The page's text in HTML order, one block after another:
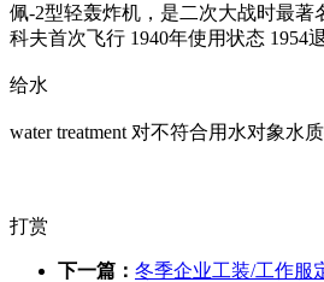
佩-2型轻轰炸机，是二次大战时最
科夫首次飞行 1940年使用状态 1954
给水
water treatment 对不符合用水对象水
打赏
下一篇： 冬季企业工装/工作服